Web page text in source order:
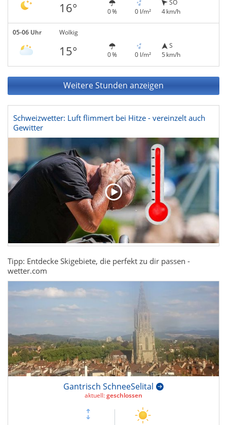
16° 0 % 0 l/m²
SO
4 km/h
05-06 Uhr Wolkig
15° 0 % 0 l/m²
S
5 km/h
Weitere Stunden anzeigen
Schweizwetter: Luft flimmert bei Hitze - vereinzelt auch
Gewitter
Tipp: Entdecke Skigebiete, die perfekt zu dir passen -
wetter.com
Gantrisch SchneeSelital
aktuell:geschlossen